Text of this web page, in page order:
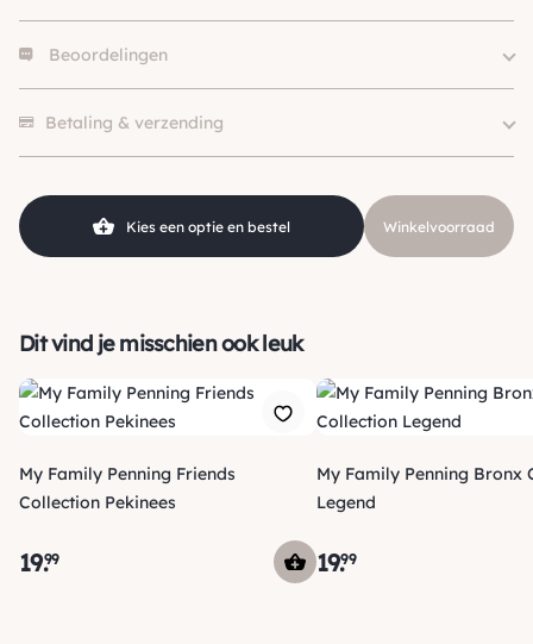
type
Merk
My Family
Hondgrootte
Beoordelingen
Betaling & verzending
Kies een optie en bestel Winkelvoorraad
Dit vind je misschien ook leuk
My Family Penning Friends
Collection Pekinees
19.99
My Family Penning Bronx
Legend
19.99